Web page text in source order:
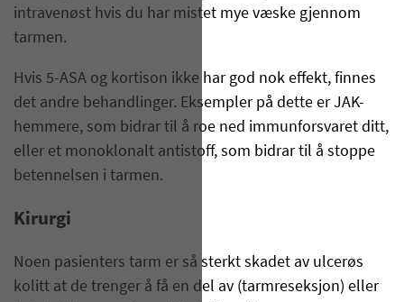
intravenøst hvis du har mistet mye væske gjennom
tarmen.
Hvis 5-ASA og kortison ikke har god nok effekt, finnes
det andre behandlinger. Eksempler på dette er JAK-
hemmere, som bidrar til å roe ned immunforsvaret ditt,
eller et monoklonalt antistoff, som bidrar til å stoppe
betennelsen i tarmen.
Kirurgi
Noen pasienters tarm er så sterkt skadet av ulcerøs
kolitt at de trenger å få en del av (tarmreseksjon) eller